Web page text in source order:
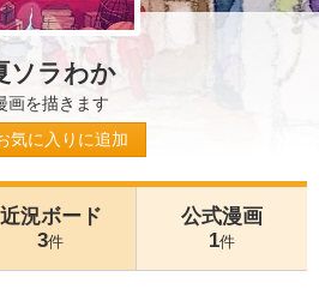
ソラわか
画を描きます
気に入りに追加
近況ボード
3件
公式漫画
1件